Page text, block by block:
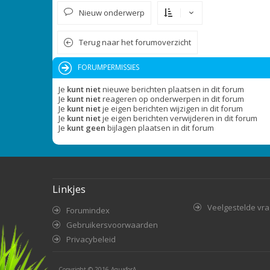
Nieuw onderwerp
Terug naar het forumoverzicht
FORUMPERMISSIES
Je kunt nietnieuwe berichten plaatsen in dit forum
Je kunt nietreageren op onderwerpen in dit forum
Je kunt nietje eigen berichten wijzigen in dit forum
Je kunt nietje eigen berichten verwijderen in dit forum
Je kunt geen bijlagen plaatsen in dit forum
Linkjes
Forumindex
Gebruikersvoorwaarden
Privacybeleid
Veelgestelde